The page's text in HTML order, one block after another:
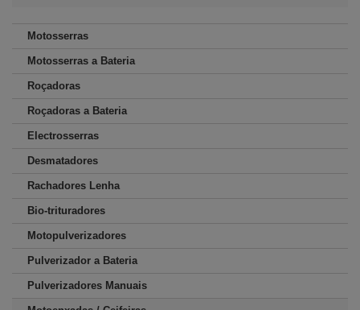
Motosserras
Motosserras a Bateria
Roçadoras
Roçadoras a Bateria
Electrosserras
Desmatadores
Rachadores Lenha
Bio-trituradores
Motopulverizadores
Pulverizador a Bateria
Pulverizadores Manuais